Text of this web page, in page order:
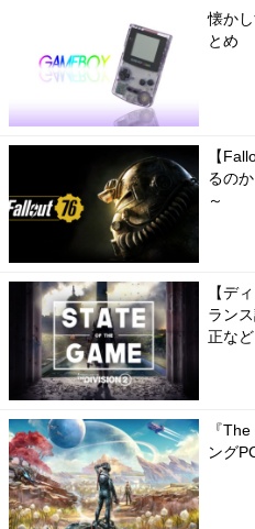
懐か
とめ
【
るの
～
【デ
ラン
正な
『
ング